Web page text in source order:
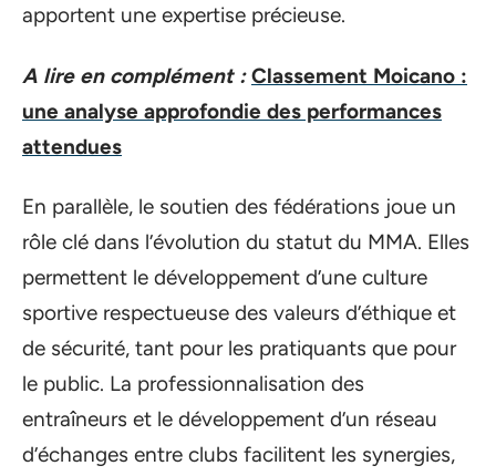
apportent une expertise précieuse.
A lire en complément : Classement Moicano :
une analyse approfondie des performances
attendues
En parallèle, le soutien des fédérations joue un
rôle clé dans l’évolution du statut du MMA. Elles
permettent le développement d’une culture
sportive respectueuse des valeurs d’éthique et
de sécurité, tant pour les pratiquants que pour
le public. La professionnalisation des
entraîneurs et le développement d’un réseau
d’échanges entre clubs facilitent les synergies,